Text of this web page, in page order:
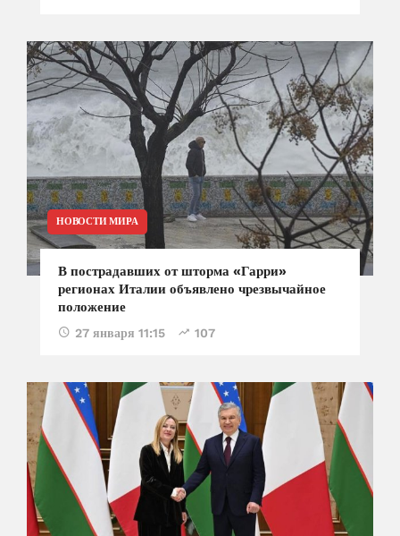
НОВОСТИ МИРА
В пострадавших от шторма «Гарри»
регионах Италии объявлено чрезвычайное
положение
27 января 11:15 107